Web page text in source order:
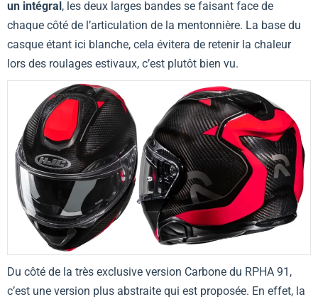
un intégral , les deux larges bandes se faisant face de
chaque côté de l’articulation de la mentonnière. La base du
casque étant ici blanche, cela évitera de retenir la chaleur
lors des roulages estivaux, c’est plutôt bien vu.
Du côté de la très exclusive version Carbone du RPHA 91,
c’est une version plus abstraite qui est proposée. En effet, la